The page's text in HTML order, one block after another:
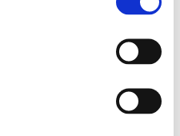
Flexi New Comfort XS